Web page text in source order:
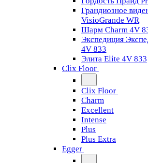
Грандиозное
VisioGrande WR
Шарм Charm 4V
Экспедиция
4V 833
Элита Elite 4V 833
Clix Floor
Clix Floor
Charm
Excellent
Intense
Plus
Plus Extra
Egger